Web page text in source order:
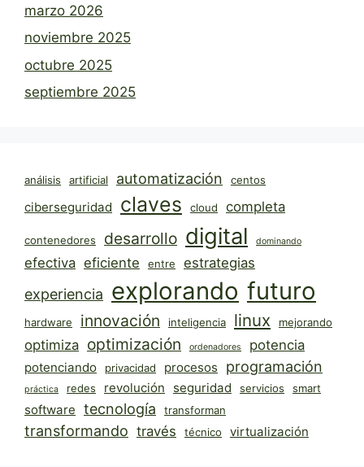
marzo 2026
noviembre 2025
octubre 2025
septiembre 2025
análisis artificial automatización centos
ciberseguridad claves cloud completa
contenedores desarrollo digital dominando
efectiva eficiente entre estrategias
experiencia explorando futuro
hardware innovación inteligencia linux mejorando
optimiza optimización ordenadores potencia
potenciando privacidad procesos programación
práctica redes revolución seguridad servicios smart
software tecnología transforman
transformando través técnico virtualización